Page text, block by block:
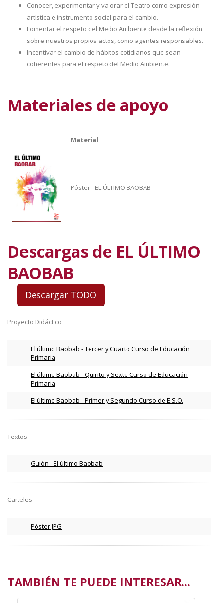
Conocer, experimentar y valorar el Teatro como expresión
artística e instrumento social para el cambio.
Fomentar el respeto del Medio Ambiente desde la reflexión
sobre nuestros propios actos, como agentes responsables.
Incentivar el cambio de hábitos cotidianos que sean
coherentes para el respeto del Medio Ambiente.
Materiales de apoyo
Material
Póster - EL ÚLTIMO BAOBAB
Descargas de EL ÚLTIMO
BAOBAB
Proyecto Didáctico
El último Baobab - Tercer y Cuarto Curso de Educación
Primaria
El último Baobab - Quinto y Sexto Curso de Educación
Primaria
El último Baobab - Primer y Segundo Curso de E.S.O.
Textos
Guión - El último Baobab
Carteles
Póster JPG
TAMBIÉN TE PUEDE INTERESAR...